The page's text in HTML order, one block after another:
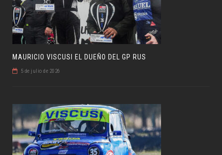
MAURICIO VISCUSI EL DUEÑO DEL GP RUS
5 de julio de 2026